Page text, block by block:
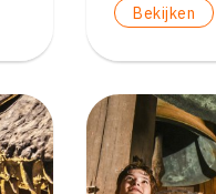
Bekijken